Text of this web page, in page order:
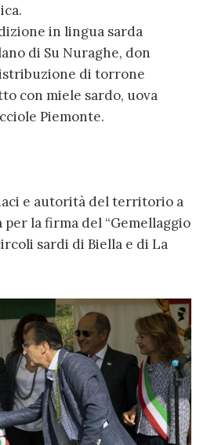
in lingua sarda
di Su Nuraghe, don
di torrone
con miele sardo, uova
Piemonte.
e autorità del territorio a
la firma del “Gemellaggio
sardi di Biella e di La